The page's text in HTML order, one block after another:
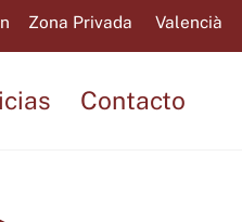
Zona Privada Valencià
Contacto